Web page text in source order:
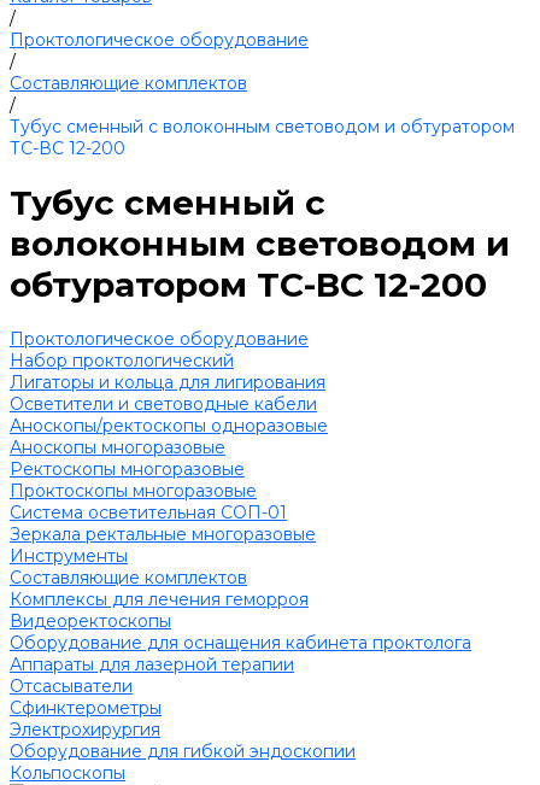
/
Проктологическое оборудование
/
Составляющие комплектов
/
Тубус сменный с волоконным световодом и обтуратором
ТС-ВС 12-200
Тубус сменный с
волоконным световодом и
обтуратором ТС-ВС 12-200
Проктологическое оборудование
Набор проктологический
Лигаторы и кольца для лигирования
Осветители и световодные кабели
Аноскопы/ректоскопы одноразовые
Аноскопы многоразовые
Ректоскопы многоразовые
Проктоскопы многоразовые
Система осветительная СОП-01
Зеркала ректальные многоразовые
Инструменты
Составляющие комплектов
Комплексы для лечения геморроя
Видеоректоскопы
Оборудование для оснащения кабинета проктолога
Аппараты для лазерной терапии
Отсасыватели
Сфинктерометры
Электрохирургия
Оборудование для гибкой эндоскопии
Кольпоскопы